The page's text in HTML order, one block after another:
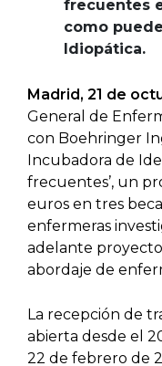
frecuentes
como
Idiopática.
Madrid, 21 de
General de
con Boehringer
Incubadora de
frecuentes’, un
euros en tres
enfermeras
adelante
abordaje de
La recepción de
abierta desde el
22 de febrero de